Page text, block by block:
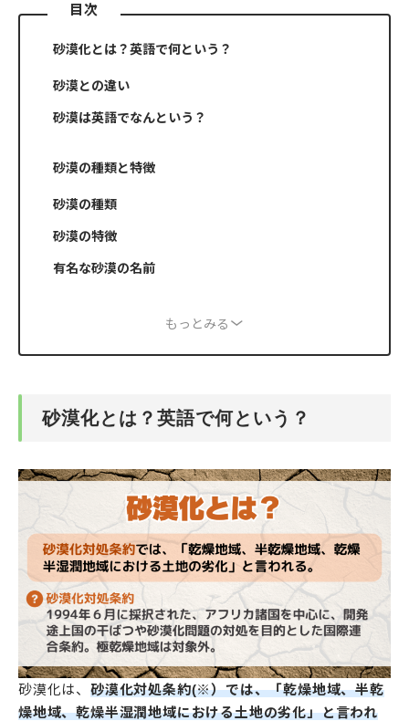
目次
砂漠化とは？英語で何という？
砂漠との違い
砂漠は英語でなんという？
砂漠の種類と特徴
砂漠の種類
砂漠の特徴
有名な砂漠の名前
もっとみる
砂漠化とは？英語で何という？
砂漠化は、 砂漠化対処条約(※）では、「乾燥地域、半乾
燥地域、乾燥半湿潤地域における土地の劣化」と言われ